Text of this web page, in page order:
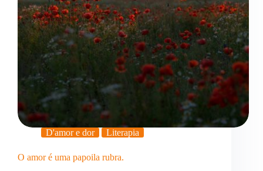
D'amor e dor Literapia
O amor é uma papoila rubra.